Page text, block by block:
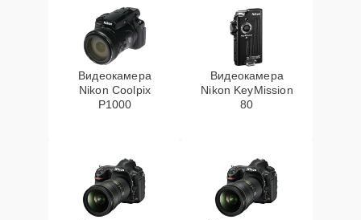
Видеокамера
Nikon Coolpix
P1000
Видеокамера
Nikon KeyMission
80